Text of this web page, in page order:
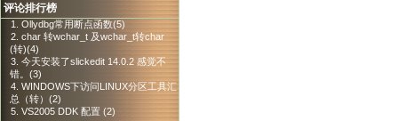
评论排行榜
1. Ollydbg常用断点函数(5)
2. char 转wchar_t 及wchar_t转char
(转)(4)
3. 今天安装了slickedit 14.0.2 感觉不
错。(3)
4. WINDOWS下访问LINUX分区工具汇
总（转）(2)
5. VS2005 DDK 配置 (2)